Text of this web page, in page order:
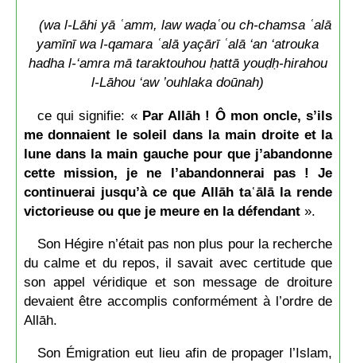
(wa l-Lāhi yā ʿamm, law waḍaʿou ch-chamsa ʿalā
yamīnī wa l-qamara ʿalā yaçārī ʿalā ‘an ‘atrouka
hadha l-‘amra mā taraktouhou ḥattā youḍḥ-hirahou
l-Lāhou ‘aw ’ouhlaka doūnah)
ce qui signifie: « Par Allāh ! Ô mon oncle, s’ils
me donnaient le soleil dans la main droite et la
lune dans la main gauche pour que j’abandonne
cette mission, je ne l’abandonnerai pas ! Je
continuerai jusqu’à ce que Allāh taʿālā la rende
victorieuse ou que je meure en la défendant».
Son Hégire n’était pas non plus pour la recherche
du calme et du repos, il savait avec certitude que
son appel véridique et son message de droiture
devaient être accomplis conformément à l’ordre de
Allāh.
Son Émigration eut lieu afin de propager l’Islam,